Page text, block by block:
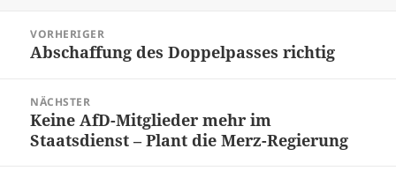
VORHERIGER
Vorheriger
Abschaffung des Doppelpasses richtig
NÄCHSTER
Nächster
Beitrag:
Keine AfD-Mitglieder mehr im
Staatsdienst – Plant die Merz-Regierung